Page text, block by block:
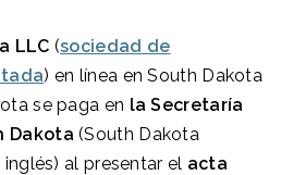
LLC (sociedad de
) en línea en South Dakota
se paga en la Secretaría
Dakota (South Dakota
al presentar el acta